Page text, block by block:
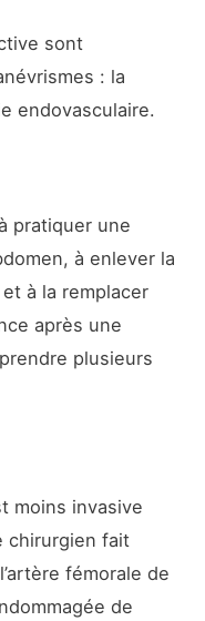
sont
: la
endovasculaire.
pratiquer une
à enlever la
à la remplacer
après une
plusieurs
moins invasive
chirurgien fait
fémorale de
de